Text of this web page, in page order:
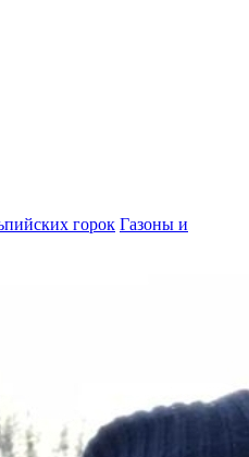
горок Газоны и